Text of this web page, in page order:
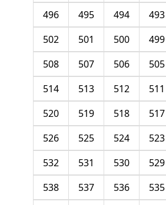
493
494
495
496
499
500
501
502
505
506
507
508
511
512
513
514
517
518
519
520
523
524
525
526
529
530
531
532
535
536
537
538